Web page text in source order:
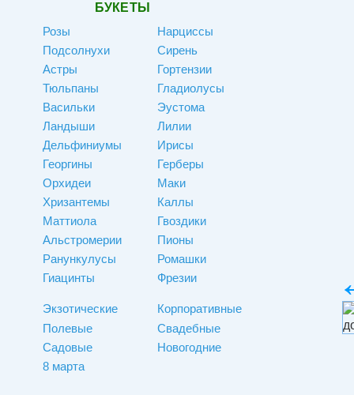
БУКЕТЫ
Розы
Подсолнухи
Астры
Тюльпаны
Васильки
Ландыши
Дельфиниумы
Георгины
Орхидеи
Хризантемы
Маттиола
Альстромерии
Ранункулусы
Гиацинты
Экзотические
Нарциссы
Сирень
Гортензии
Гладиолусы
Эустома
Лилии
Ирисы
Герберы
Маки
Каллы
Гвоздики
Пионы
Ромашки
Фрезии
Корпоративные
Полевые
Садовые
8 марта
Свадебные
Новогодние